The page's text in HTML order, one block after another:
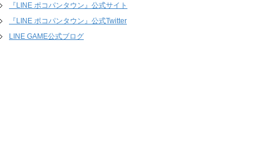
『LINE ポコパンタウン』公式サイト
『LINE ポコパンタウン』公式Twitter
LINE GAME公式ブログ